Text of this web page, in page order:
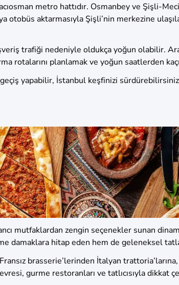
metro hattıdır. Osmanbey ve Şişli-
otobüs aktarmasıyla Şişli’nin merkezine
trafiği nedeniyle oldukça yoğun olabilir.
planlamak ve yoğun saatlerden
yapabilir, İstanbul keşfinizi
mutfaklardan zengin seçenekler sunan
damaklara hitap eden hem de geleneksel
brasserie’lerinden İtalyan
gurme restoranları ve tatlıcısıyla dikkat